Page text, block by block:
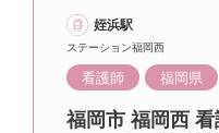
姪浜駅
ステーション福岡西
看護師 福岡県
福岡市 福岡西